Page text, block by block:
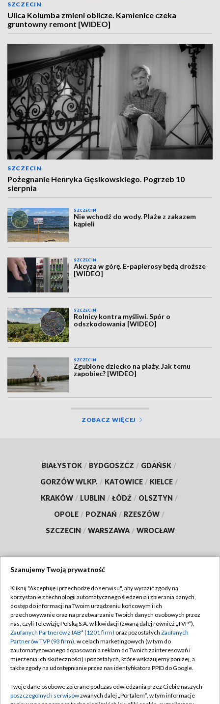
SZCZECIN
Ulica Kolumba zmieni oblicze. Kamienice czeka
gruntowny remont [WIDEO]
SZCZECIN
Pożegnanie Henryka Gęsikowskiego. Pogrzeb 10
sierpnia
SZCZECIN
Nie wchodź do wody. Plaże z zakazem
kąpieli
SZCZECIN
Akcyza w górę. E-papierosy będą droższe
[WIDEO]
SZCZECIN
Rolnicy kontra myśliwi. Spór o
odszkodowania [WIDEO]
SZCZECIN
Zgubione dziecko na plaży. Jak temu
zapobiec? [WIDEO]
ZOBACZ WIĘCEJ
BIAŁYSTOK / BYDGOSZCZ / GDAŃSK /
GORZÓW WLKP. / KATOWICE / KIELCE /
KRAKÓW / LUBLIN / ŁÓDŹ / OLSZTYN /
OPOLE / POZNAŃ / RZESZÓW /
SZCZECIN / WARSZAWA / WROCŁAW
TVP
Abonament TVP
Emisja w TVP
Centrum informacji TVP
Naziemna Telewizja Cyfrowa
Rada Programowa
Regulamin TVP
Polityka prywatności
Moje zgody
Pomoc
Kontakt
Szanujemy Twoją prywatność
Kliknij "Akceptuję i przechodzę do serwisu", aby wyrazić zgody na
korzystanie z technologii automatycznego śledzenia i zbierania danych,
dostęp do informacji na Twoim urządzeniu końcowym i ich
przechowywanie oraz na przetwarzanie Twoich danych osobowych przez
nas, czyli Telewizję Polską S.A. w likwidacji (zwaną dalej również „TVP”),
Zaufanych Partnerów z IAB* (1201 firm) oraz pozostałych Zaufanych
Partnerów TVP (93 firm), w celach marketingowych (w tym do
zautomatyzowanego dopasowania reklam do Twoich zainteresowań i
mierzenia ich skuteczności) i pozostałych, które wskazujemy poniżej, a
także zgody na udostępnianie przez nas identyfikatora PPID do Google.
Twoje dane osobowe zbierane podczas odwiedzania przez Ciebie naszych
poszczególnych serwisówzwanych dalej „Portalem”, w tym informacje